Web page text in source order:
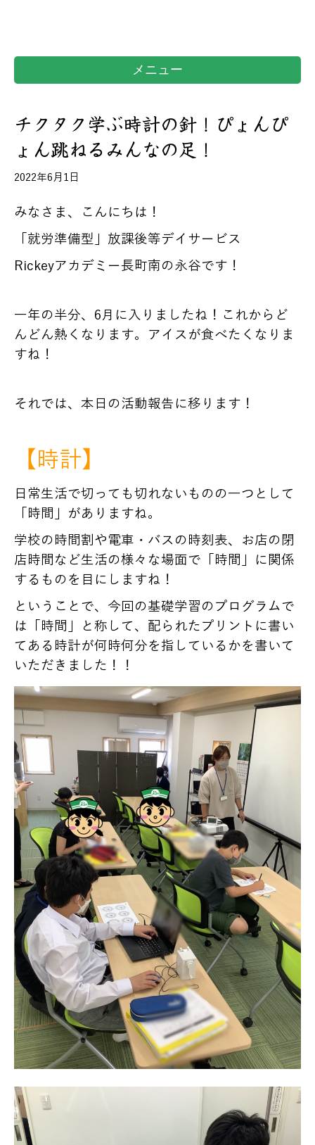
メニュー
チクタク学ぶ時計の針！ぴょんぴ
ょん跳ねるみんなの足！
2022年6月1日
みなさま、こんにちは！
「就労準備型」放課後等デイサービス
Rickeyアカデミー長町南の永谷です！
一年の半分、6月に入りましたね！これからど
んどん熱くなります。アイスが食べたくなりま
すね！
それでは、本日の活動報告に移ります！
【時計】
日常生活で切っても切れないものの一つとして
「時間」がありますね。
学校の時間割や電車・バスの時刻表、お店の閉
店時間など生活の様々な場面で「時間」に関係
するものを目にしますね！
ということで、今回の基礎学習のプログラムで
は「時間」と称して、 配られたプリントに書い
てある時計が何時何分を指しているかを書いて
いただきました！！